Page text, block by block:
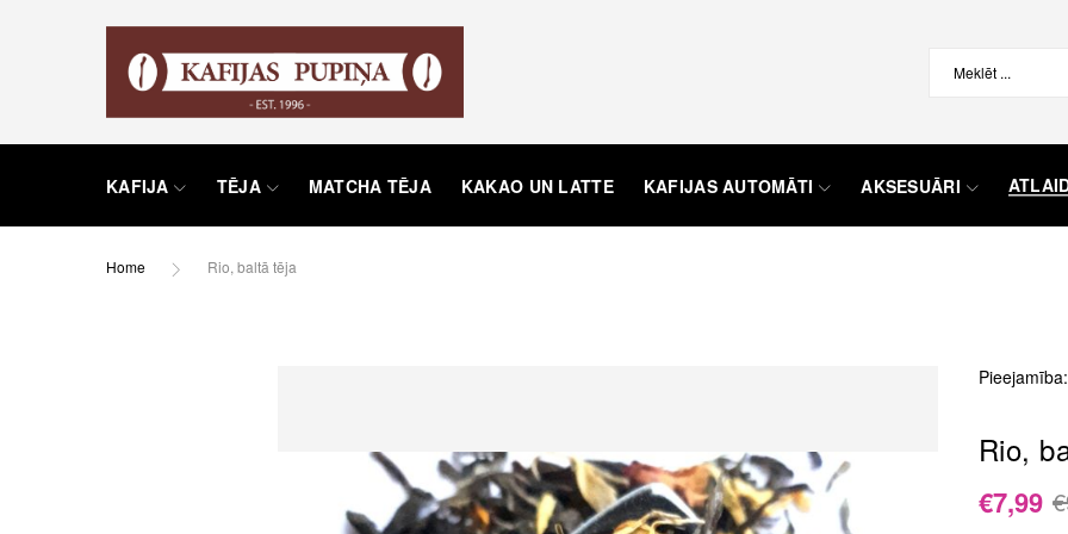
KAFIJA TĒJA MATCHA TĒJA KAKAO UN LATTE KAFIJAS AUTOMĀTI AKSESUĀRI
Home Rio, baltā tēja
Pieejamība:
Rio,
€7,99